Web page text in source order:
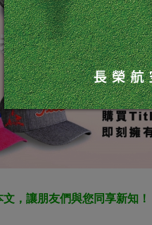
，讓朋友們與您同享新知！